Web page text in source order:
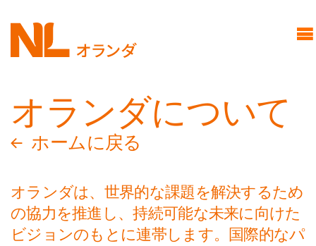
イ
ン
ン
テ
ツ
に
移
オランダについて
ホームに戻る
オランダは、世界的な課題を解決するため
の協力を推進し、持続可能な未来に向けた
ビジョンのもとに連帯します。国際的なパ
オランダのストーリー:コモ
ングラウンド
425周年
パートナー
NL Pavilion
新たな幕開け
イノベーションズ